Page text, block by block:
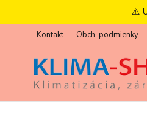
⚠️
Kontakt Obch. podmienky